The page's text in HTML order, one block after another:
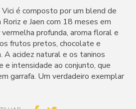
Vici é composto por um blend de
e Jaen com 18 meses em
profunda, aroma floral e
frutos pretos, chocolate e
A acidez natural e os taninos
e intensidade ao conjunto, que
garrafa. Um verdadeiro exemplar